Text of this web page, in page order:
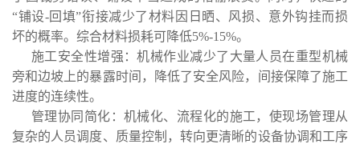
“铺设-回填”衔接减少了材料因日晒、风损、意外钩挂而损
坏的概率。综合材料损耗可降低5%-15%。
施工安全性增强：机械作业减少了大量人员在重型机械
旁和边坡上的暴露时间，降低了安全风险，间接保障了施工
进度的连续性。
管理协同简化：机械化、流程化的施工，使现场管理从
复杂的人员调度、质量控制，转向更清晰的设备协调和工序